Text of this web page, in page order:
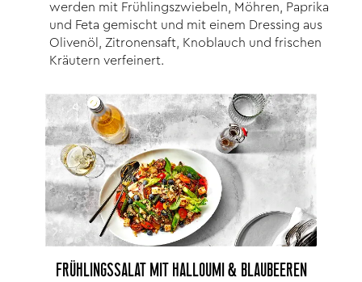
werden mit Frühlingszwiebeln, Möhren, Paprika
und Feta gemischt und mit einem Dressing aus
Olivenöl, Zitronensaft, Knoblauch und frischen
Kräutern verfeinert.
FRÜHLINGSSALAT MIT HALLOUMI & BLAUBEEREN